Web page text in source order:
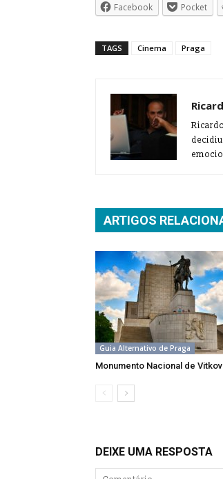
Facebook Pocket
TAGS Cinema Praga
ARTIGOS
Guia Alternativo de Praga
Monumento Nacional de Vitkov
DEIXE UMA RESPOSTA